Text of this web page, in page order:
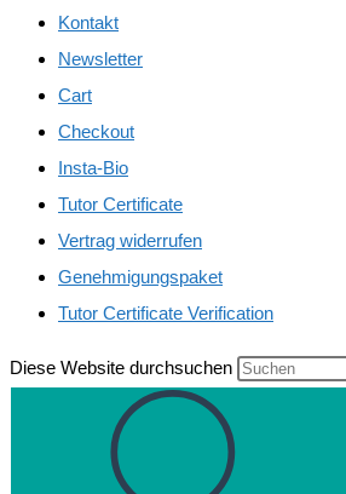
Kontakt
Newsletter
Cart
Checkout
Insta-Bio
Tutor Certificate
Vertrag widerrufen
Genehmigungspaket
Tutor Certificate Verification
Diese Website durchsuchen